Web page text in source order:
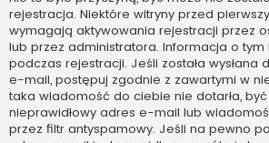
rejestracja. Niektóre witryny przed
wymagają aktywowania rejestracji przez
lub przez administratora. Informacja o tym
podczas rejestracji. Jeśli została
e-mail, postępuj zgodnie z zawartymi w
taka wiadomość do ciebie nie dotarła,
nieprawidłowy adres e-mail lub
przez filtr antyspamowy. Jeśli na pewno